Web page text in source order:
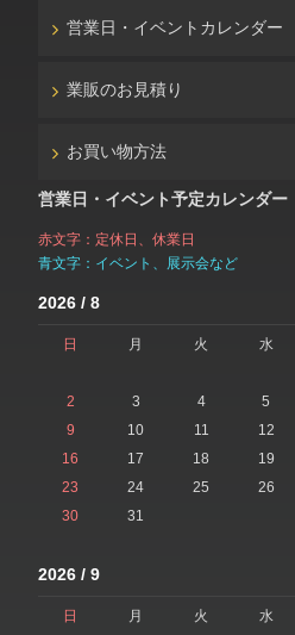
営業日・イベントカレンダー
業販のお見積り
お買い物方法
営業日・イベント予定カレンダー
赤文字：定休日、休業日
青文字：イベント、展示会など
2026 / 8
日 月 火 水
2
3 4 5
9
10 11 12
16
17 18 19
23
24 25 26
30
31
2026 / 9
日 月 火 水